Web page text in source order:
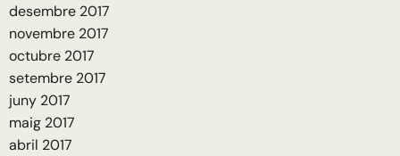
desembre 2017
novembre 2017
octubre 2017
setembre 2017
juny 2017
maig 2017
abril 2017